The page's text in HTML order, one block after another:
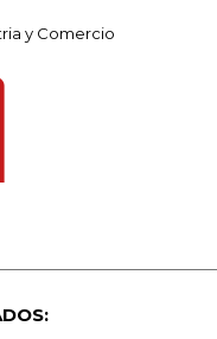
y Comercio